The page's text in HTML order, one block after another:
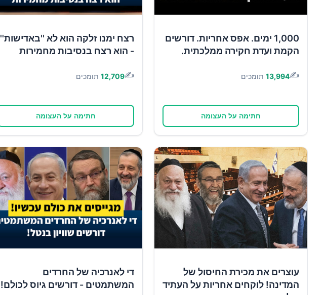
1,000 ימים. אפס אחריות. דורשים
הקמת ועדת חקירה ממלכתית.
✍️
13,994 תומכים
חתימה על העצומה
רצח ימנו זלקה הוא לא ''באדישות''
- הוא רצח בנסיבות מחמירות
✍️
12,709 תומכים
חתימה על העצומה
עוצרים את מכירת החיסול של
המדינה! לוקחים אחריות על העתיד
די לאנרכיה של החרדים
המשתמטים - דורשים גיוס לכולם!